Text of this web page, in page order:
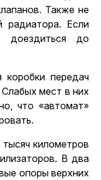
Также не
радиатора. Если
до
коробки передач
мест в них
что «автомат»
километров
В два
опоры верхних